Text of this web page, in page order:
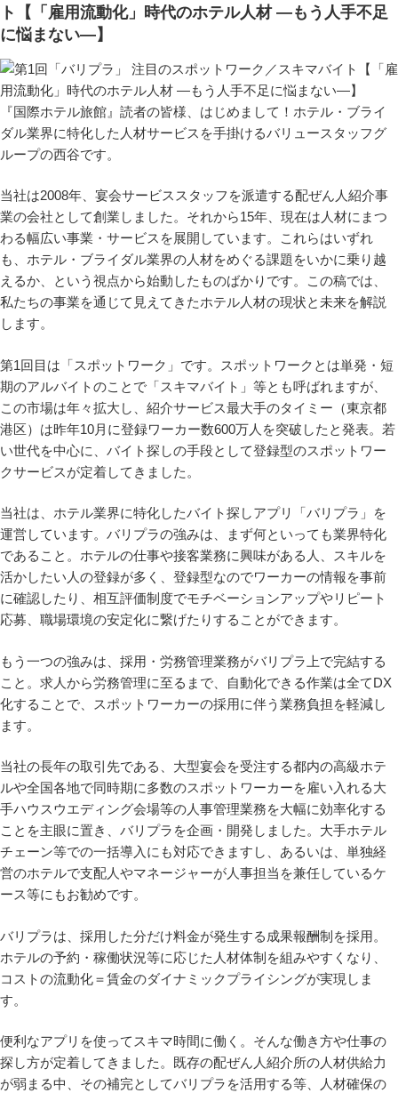
ト【「雇用流動化」時代のホテル人材 ―もう人手不足
に悩まない―】
『国際ホテル旅館』読者の皆様、はじめまして！ホテル・ブライ
ダル業界に特化した人材サービスを手掛けるバリュースタッフグ
ループの西谷です。
当社は2008年、宴会サービススタッフを派遣する配ぜん人紹介事
業の会社として創業しました。それから15年、現在は人材にまつ
わる幅広い事業・サービスを展開しています。これらはいずれ
も、ホテル・ブライダル業界の人材をめぐる課題をいかに乗り越
えるか、という視点から始動したものばかりです。この稿では、
私たちの事業を通じて見えてきたホテル人材の現状と未来を解説
します。
第1回目は「スポットワーク」です。スポットワークとは単発・短
期のアルバイトのことで「スキマバイト」等とも呼ばれますが、
この市場は年々拡大し、紹介サービス最大手のタイミー（東京都
港区）は昨年10月に登録ワーカー数600万人を突破したと発表。若
い世代を中心に、バイト探しの手段として登録型のスポットワー
クサービスが定着してきました。
当社は、ホテル業界に特化したバイト探しアプリ「バリプラ」を
運営しています。バリプラの強みは、まず何といっても業界特化
であること。ホテルの仕事や接客業務に興味がある人、スキルを
活かしたい人の登録が多く、登録型なのでワーカーの情報を事前
に確認したり、相互評価制度でモチベーションアップやリピート
応募、職場環境の安定化に繋げたりすることができます。
もう一つの強みは、採用・労務管理業務がバリプラ上で完結する
こと。求人から労務管理に至るまで、自動化できる作業は全てDX
化することで、スポットワーカーの採用に伴う業務負担を軽減し
ます。
当社の長年の取引先である、大型宴会を受注する都内の高級ホテ
ルや全国各地で同時期に多数のスポットワーカーを雇い入れる大
手ハウスウエディング会場等の人事管理業務を大幅に効率化する
ことを主眼に置き、バリプラを企画・開発しました。大手ホテル
チェーン等での一括導入にも対応できますし、あるいは、単独経
営のホテルで支配人やマネージャーが人事担当を兼任しているケ
ース等にもお勧めです。
バリプラは、採用した分だけ料金が発生する成果報酬制を採用。
ホテルの予約・稼働状況等に応じた人材体制を組みやすくなり、
コストの流動化＝賃金のダイナミックプライシングが実現しま
す。
便利なアプリを使ってスキマ時間に働く。そんな働き方や仕事の
探し方が定着してきました。既存の配ぜん人紹介所の人材供給力
が弱まる中、その補完としてバリプラを活用する等、人材確保の